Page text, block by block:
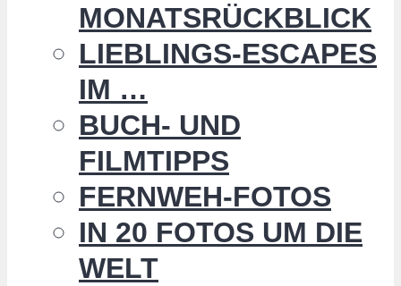
MONATSRÜCKBLICK
LIEBLINGS-ESCAPES
IM …
BUCH- UND
FILMTIPPS
FERNWEH-FOTOS
IN 20 FOTOS UM DIE
WELT